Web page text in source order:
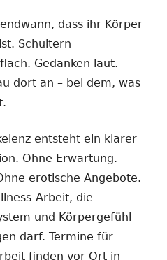
dass ihr Körper
Schultern
Gedanken laut.
dort an – bei dem, was
entsteht ein klarer
Ohne Erwartung.
erotische Angebote.
Arbeit, die
und Körpergefühl
darf. Termine für
finden vor Ort in